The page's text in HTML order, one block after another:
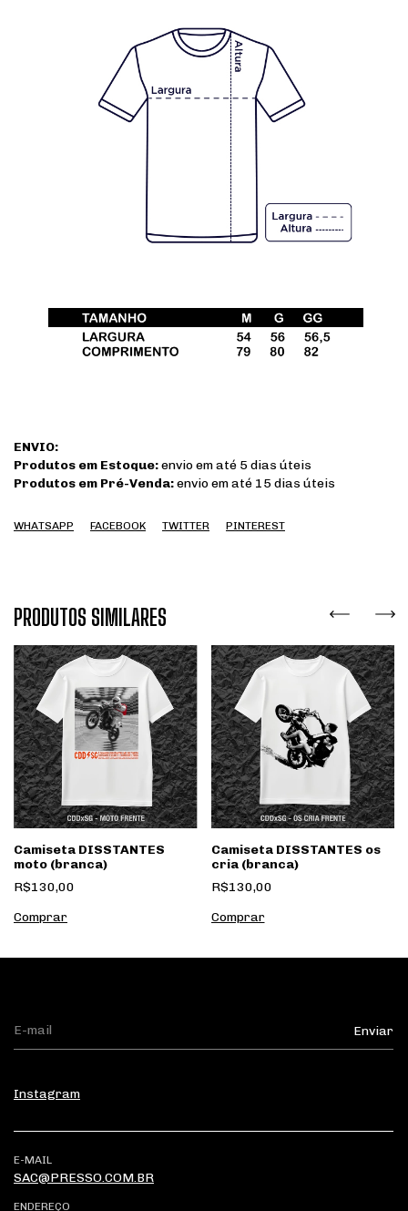
ENVIO:
Produtos em Estoque:envio em até 5 dias úteis
Produtos em Pré-Venda:envio em até 15 dias úteis
WHATSAPP FACEBOOK TWITTER PINTEREST
PRODUTOS SIMILARES
Camiseta DISSTANTES
moto (branca)
R$130,00
Comprar
Camiseta DISSTANTES os
cria (branca)
R$130,00
Comprar
Instagram
E-MAIL
SAC@PRESSO.COM.BR
ENDEREÇO